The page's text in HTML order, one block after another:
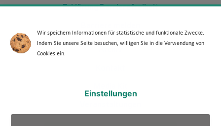
Erklärung Barrierefreiheit
Footer Menü 2 (WdKA 26)
Archiv
Wir speichern Informationen für statistische und funktionale Zwecke.
Indem Sie unsere Seite besuchen, willigen Sie in die Verwendung von
Cookies ein.
Einstellungen